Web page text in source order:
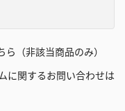
（非該当商品のみ）
に関するお問い合わせは